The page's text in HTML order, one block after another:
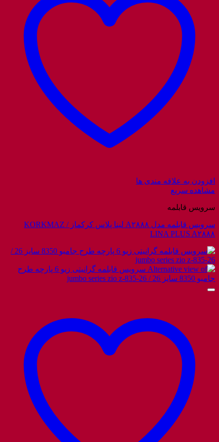
افزودن به علاقه مندی ها
مشاهده سریع
سرویس قابلمه
سرویس قابلمه مدل A۲۸۸۸ لینا پلاس کرکماز / KORKMAZ
LINA PLUS A۲۸۸۸